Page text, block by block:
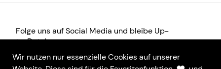
Folge uns auf Social Media und bleibe Up-
to-Date!
Wir nutzen nur essenzielle Cookies auf unserer